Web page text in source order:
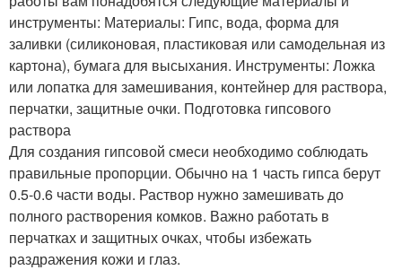
инструменты: Материалы: Гипс, вода, форма для
заливки (силиконовая, пластиковая или самодельная из
картона), бумага для высыхания. Инструменты: Ложка
или лопатка для замешивания, контейнер для раствора,
перчатки, защитные очки. Подготовка гипсового
раствора
Для создания гипсовой смеси необходимо соблюдать
правильные пропорции. Обычно на 1 часть гипса берут
0.5-0.6 части воды. Раствор нужно замешивать до
полного растворения комков. Важно работать в
перчатках и защитных очках, чтобы избежать
раздражения кожи и глаз.